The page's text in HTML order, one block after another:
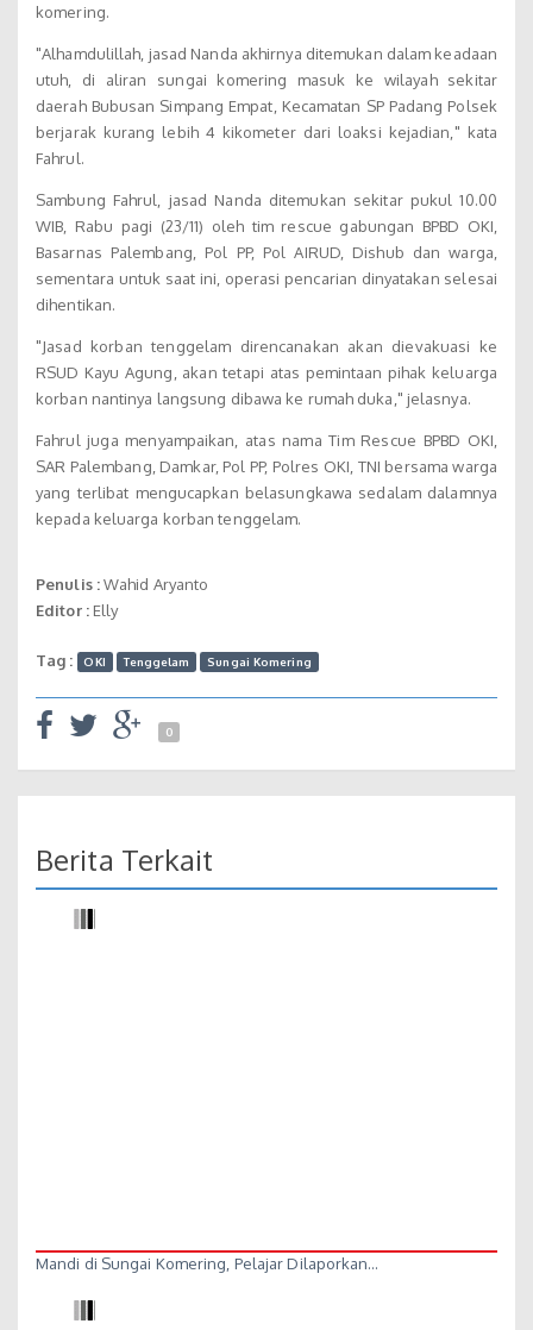
komering.
"Alhamdulillah, jasad Nanda akhirnya ditemukan dalam keadaan
utuh, di aliran sungai komering masuk ke wilayah sekitar
daerah Bubusan Simpang Empat, Kecamatan SP Padang Polsek
berjarak kurang lebih 4 kikometer dari loaksi kejadian," kata
Fahrul.
Sambung Fahrul, jasad Nanda ditemukan sekitar pukul 10.00
WIB, Rabu pagi (23/11) oleh tim rescue gabungan BPBD OKI,
Basarnas Palembang, Pol PP, Pol AIRUD, Dishub dan warga,
sementara untuk saat ini, operasi pencarian dinyatakan selesai
dihentikan.
"Jasad korban tenggelam direncanakan akan dievakuasi ke
RSUD Kayu Agung, akan tetapi atas pemintaan pihak keluarga
korban nantinya langsung dibawa ke rumah duka," jelasnya.
Fahrul juga menyampaikan, atas nama Tim Rescue BPBD OKI,
SAR Palembang, Damkar, Pol PP, Polres OKI, TNI bersama warga
yang terlibat mengucapkan belasungkawa sedalam dalamnya
kepada keluarga korban tenggelam.
Penulis :Wahid Aryanto
Editor :Elly
Tag : OKI Tenggelam Sungai Komering
0
Berita Terkait
Mandi di Sungai Komering, Pelajar Dilaporkan…